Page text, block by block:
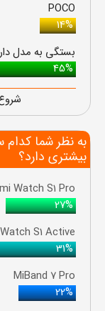
POCO
14%
بستگی به مدل
45%
به نظر شما
بیشتری دارد؟
Watch S1 Pro
27%
S1 Active
31%
MiBand 7 Pro
22%